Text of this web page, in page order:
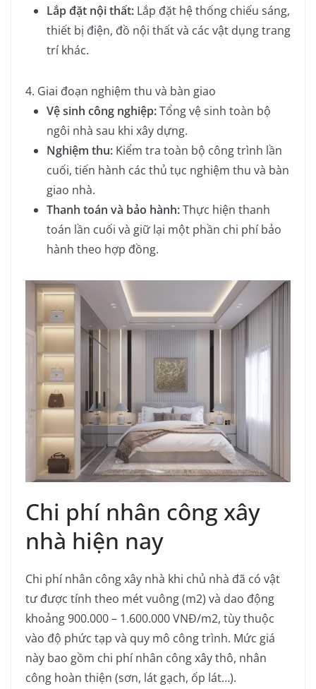
Lắp đặt nội thất: Lắp đặt hệ thống chiếu sáng,
thiết bị điện, đồ nội thất và các vật dụng trang
trí khác.
4. Giai đoạn nghiệm thu và bàn giao
Vệ sinh công nghiệp:Tổng vệ sinh toàn bộ
ngôi nhà sau khi xây dựng.
Nghiệm thu: Kiểm tra toàn bộ công trình lần
cuối, tiến hành các thủ tục nghiệm thu và bàn
giao nhà.
Thanh toán và bảo hành:Thực hiện thanh
toán lần cuối và giữ lại một phần chi phí bảo
hành theo hợp đồng.
Chi phí nhân công xây
nhà hiện nay
Chi phí nhân công xây nhà khi chủ nhà đã có vật
tư được tính theo mét vuông (m2) và dao động
khoảng 900.000 – 1.600.000 VNĐ/m2, tùy thuộc
vào độ phức tạp và quy mô công trình. Mức giá
này bao gồm chi phí nhân công xây thô, nhân
công hoàn thiện (sơn, lát gạch, ốp lát…).